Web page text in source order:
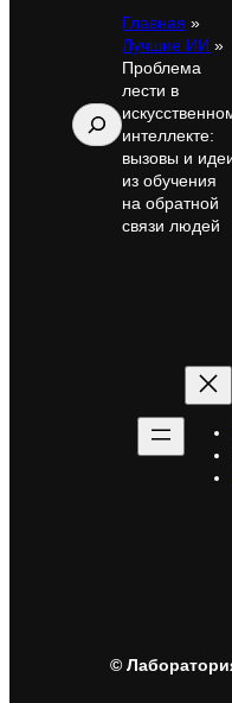
Поиск
Главная »
Лучшие ИИ »
Проблема
лести в
интеллекте:
вызовы и
из обучения
на обратной
связи людей
©